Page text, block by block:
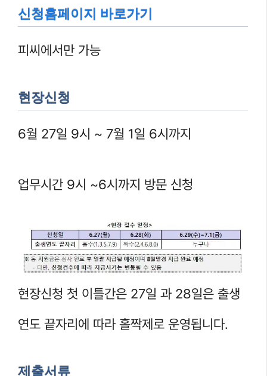
신청홈페이지 바로가기
피씨에서만 가능
현장신청
6월 27일 9시 ~ 7월 1일 6시까지
업무시간 9시 ~6시까지 방문 신청
현장신청 첫 이틀간은 27일 과 28일은 출생
연도 끝자리에 따라 홀짝제로 운영됩니다.
제출서류